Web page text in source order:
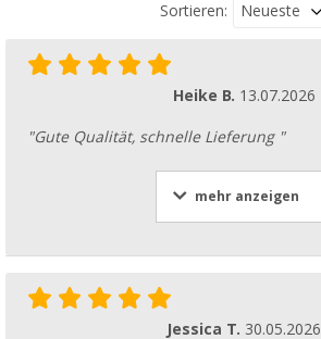
Sortieren: Neueste
Heike B. 13.07.2026
"Gute Qualität, schnelle Lieferung "
mehr anzeigen
Jessica T. 30.05.2026